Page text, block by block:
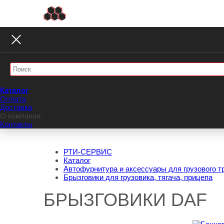
Каталог
Оплата
Доставка
О компании
Контакты
РТИ-СЕРВИС
Каталог
Автофурнитура и аксессуары для грузового
Брызговики для грузовика, тягача, прицепа
БРЫЗГОВИКИ DAF